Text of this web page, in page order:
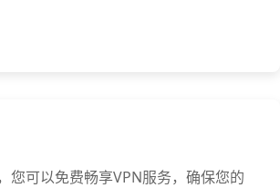
您可以免费畅享VPN服务，确保您的